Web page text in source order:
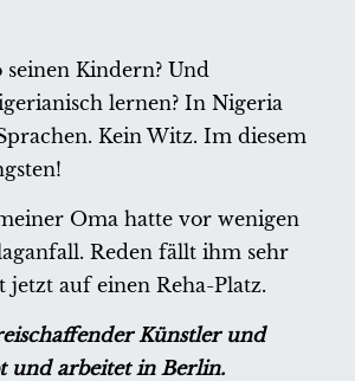
seinen Kindern? Und
lernen? In Nigeria
Kein Witz. Im diesem
Oma hatte vor wenigen
Reden fällt ihm sehr
jetzt auf einen Reha-Platz.
Künstler und
und arbeitet in Berlin.